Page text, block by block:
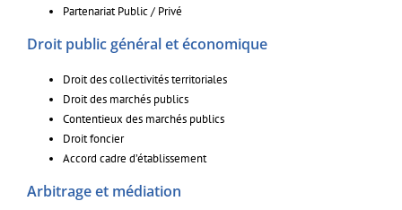
Partenariat Public / Privé
Droit public général et économique
Droit des collectivités territoriales
Droit des marchés publics
Contentieux des marchés publics
Droit foncier
Accord cadre d’établissement
Arbitrage et médiation